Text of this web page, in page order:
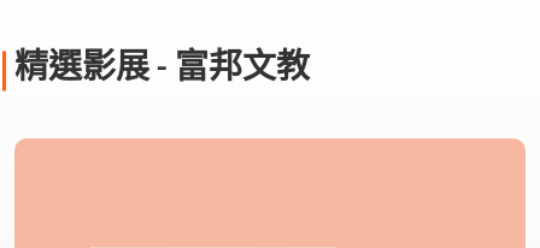
精選影展 - 富邦文教